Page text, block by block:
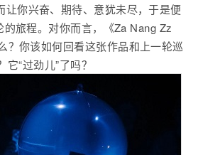
让你兴奋、期待、意犹未尽，于是便
旅程。对你而言，《Za Nang Zz
？你该如何回看这张作品和上一轮巡
它“过劲儿”了吗？